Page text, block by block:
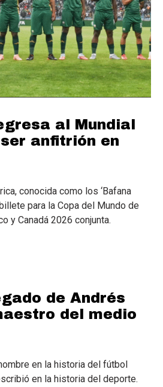
al Mundial
anfitrión en
conocida como los ‘Bafana
para la Copa del Mundo de
y Canadá 2026 conjunta.
de Andrés
del medio
en la historia del fútbol
en la historia del deporte.